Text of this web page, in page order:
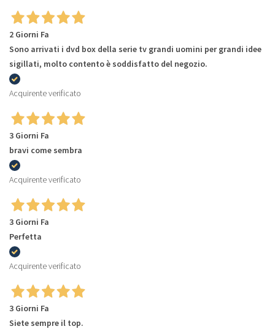
2 Giorni Fa
Sono arrivati i dvd box della serie tv grandi uomini per grandi idee
sigillati, molto contento è soddisfatto del negozio.
Acquirente verificato
3 Giorni Fa
bravi come sembra
Acquirente verificato
3 Giorni Fa
Perfetta
Acquirente verificato
3 Giorni Fa
Siete sempre il top.